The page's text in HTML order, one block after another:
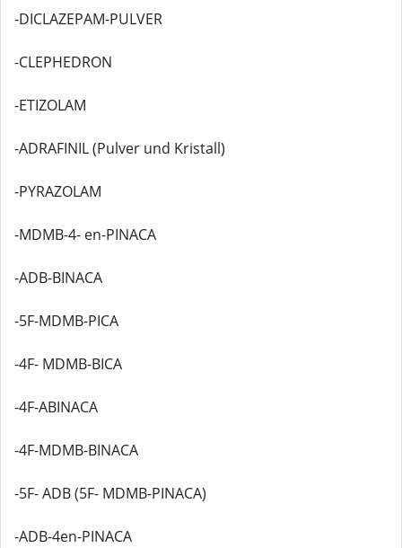
-DICLAZEPAM-PULVER
-CLEPHEDRON
-ETIZOLAM
-ADRAFINIL (Pulver und Kristall)
-PYRAZOLAM
-MDMB-4- en-PINACA
-ADB-BINACA
-5F-MDMB-PICA
-4F- MDMB-BICA
-4F-ABINACA
-4F-MDMB-BINACA
-5F- ADB (5F- MDMB-PINACA)
-ADB-4en-PINACA